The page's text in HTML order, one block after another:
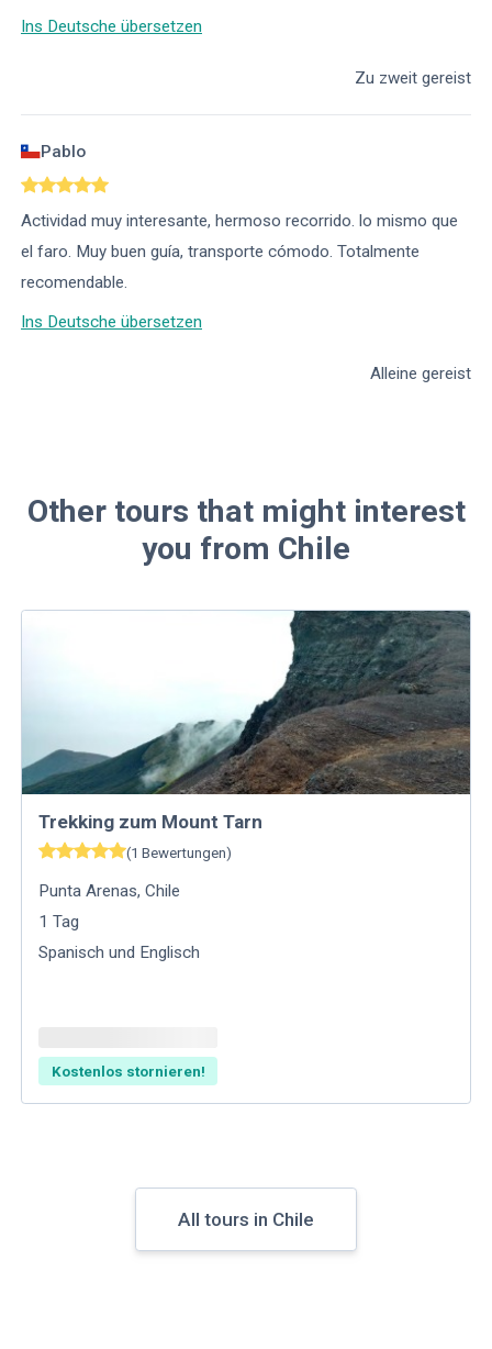
Ins Deutsche übersetzen
Zu zweit gereist
Pablo
Actividad muy interesante, hermoso recorrido. lo mismo que
el faro. Muy buen guía, transporte cómodo. Totalmente
recomendable.
Ins Deutsche übersetzen
Alleine gereist
Other tours that might interest
you from Chile
Trekking zum Mount Tarn
(1 Bewertungen)
Punta Arenas,Chile
1 Tag
Spanisch und Englisch
Kostenlos stornieren!
All tours in Chile